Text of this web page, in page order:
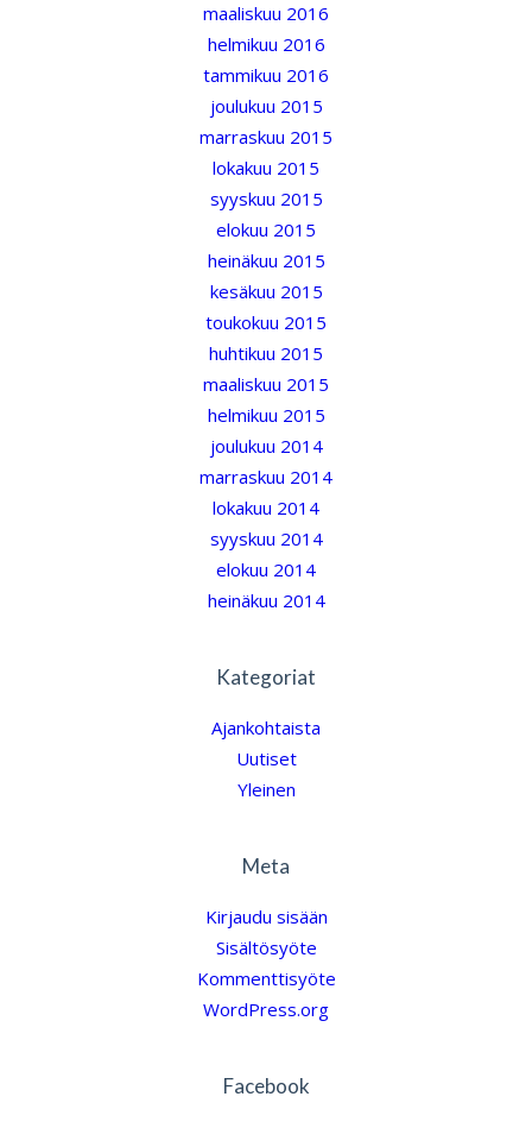
maaliskuu 2016
helmikuu 2016
tammikuu 2016
joulukuu 2015
marraskuu 2015
lokakuu 2015
syyskuu 2015
elokuu 2015
heinäkuu 2015
kesäkuu 2015
toukokuu 2015
huhtikuu 2015
maaliskuu 2015
helmikuu 2015
joulukuu 2014
marraskuu 2014
lokakuu 2014
syyskuu 2014
elokuu 2014
heinäkuu 2014
Kategoriat
Ajankohtaista
Uutiset
Yleinen
Meta
Kirjaudu sisään
Sisältösyöte
Kommenttisyöte
WordPress.org
Facebook